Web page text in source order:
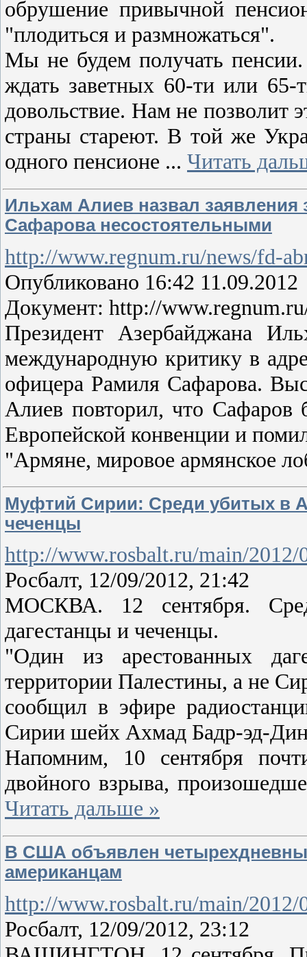
обрушение привычной
"плодиться и размножаться".
Мы не будем получать
ждать заветных 60-ти или 65-
довольствие. Нам не позволит
страны стареют. В той же
одного пенсионе ... Читать
Ильхам Алиев назвал
Сафарова несостоятельными
http://www.regnum.ru/news/fd-
Опубликовано 16:42 11.09.2012
Документ: http://
Президент Азербайджана
международную критику в
офицера Рамиля Сафарова.
Алиев повторил, что Сафаров
Европейской конвенции и
"Армяне, мировое армянское
Муфтий Сирии: Среди убитых в
чеченцы
http://www.rosbalt.ru/main/2012/
Росбалт, 12/09/2012, 21:42
МОСКВА. 12 сентября.
дагестанцы и чеченцы.
"Один из арестованных
территории Палестины, а не
сообщил в эфире
Сирии шейх Ахмад Бадр-эд-
Напомним, 10 сентября
двойного взрыва,
Читать дальше »
В США объявлен
американцам
http://www.rosbalt.ru/main/2012/
Росбалт, 12/09/2012, 23:12